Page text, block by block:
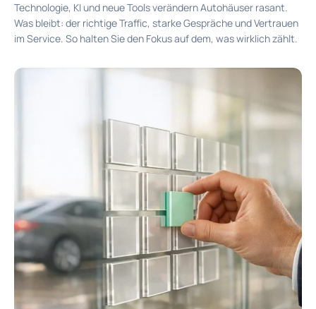
Technologie, KI und neue Tools verändern Autohäuser rasant.
Was bleibt: der richtige Traffic, starke Gespräche und Vertrauen
im Service. So halten Sie den Fokus auf dem, was wirklich zählt.